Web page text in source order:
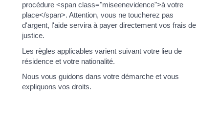
procédure <span class="miseenevidence">à votre
place</span>. Attention, vous ne toucherez pas
d'argent, l'aide servira à payer directement vos frais de
justice.
Les règles applicables varient suivant votre lieu de
résidence et votre nationalité.
Nous vous guidons dans votre démarche et vous
expliquons vos droits.